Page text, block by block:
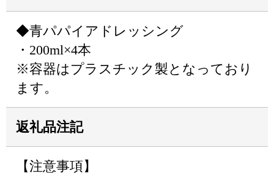
◆青パパイアドレッシング
・200ml×4本
※容器はプラスチック製となっており
ます。
返礼品注記
【注意事項】